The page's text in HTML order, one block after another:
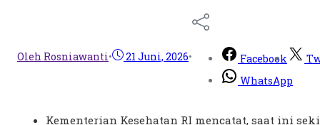
Oleh Rosniawanti• 21 Juni, 2026• Facebook
WhatsApp
Kementerian Kesehatan RI mencatat, saat ini